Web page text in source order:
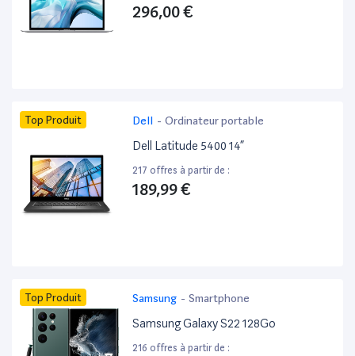
296,00 €
Top Produit Dell - Ordinateur portable
Dell Latitude 5400 14”
217 offres à partir de :
189,99 €
Top Produit Samsung - Smartphone
Samsung Galaxy S22 128Go
216 offres à partir de :